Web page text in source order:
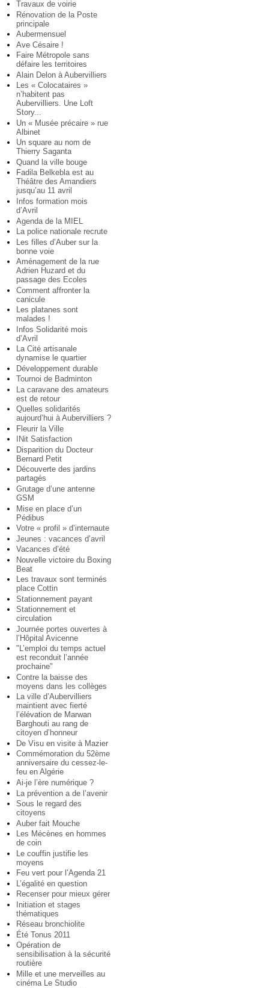
Travaux de voirie
Rénovation de la Poste
principale
Aubermensuel
Ave Césaire !
Faire Métropole sans
défaire les territoires
Alain Delon à Aubervilliers
Les « Colocataires »
n’habitent pas
Aubervilliers. Une Loft
Story...
Un « Musée précaire » rue
Albinet
Un square au nom de
Thierry Saganta
Quand la ville bouge
Fadila Belkebla est au
Théâtre des Amandiers
jusqu’au 11 avril
Infos formation mois
d’Avril
Agenda de la MIEL
La police nationale recrute
Les filles d’Auber sur la
bonne voie
Aménagement de la rue
Adrien Huzard et du
passage des Ecoles
Comment affronter la
canicule
Les platanes sont
malades !
Infos Solidarité mois
d’Avril
La Cité artisanale
dynamise le quartier
Développement durable
Tournoi de Badminton
La caravane des amateurs
est de retour
Quelles solidarités
aujourd’hui à Aubervilliers ?
Fleurir la Ville
INit Satisfaction
Disparition du Docteur
Bernard Petit
Découverte des jardins
partagés
Grutage d’une antenne
GSM
Mise en place d’un
Pédibus
Votre « profil » d’internaute
Jeunes : vacances d’avril
Vacances d’été
Nouvelle victoire du Boxing
Beat
Les travaux sont terminés
place Cottin
Stationnement payant
Stationnement et
circulation
Journée portes ouvertes à
l’Hôpital Avicenne
"L’emploi du temps actuel
est reconduit l’année
prochaine"
Contre la baisse des
moyens dans les collèges
La ville d’Aubervilliers
maintient avec fierté
l’élévation de Marwan
Barghouti au rang de
citoyen d’honneur
De Visu en visite à Mazier
Commémoration du 52ème
anniversaire du cessez-le-
feu en Algérie
Ai-je l’ère numérique ?
La prévention a de l’avenir
Sous le regard des
citoyens
Auber fait Mouche
Les Mécènes en hommes
de coin
Le couffin justifie les
moyens
Feu vert pour l’Agenda 21
L’égalité en question
Recenser pour mieux gérer
Initiation et stages
thématiques
Réseau bronchiolite
Été Tonus 2011
Opération de
sensibilisation à la sécurité
routière
Mille et une merveilles au
cinéma Le Studio